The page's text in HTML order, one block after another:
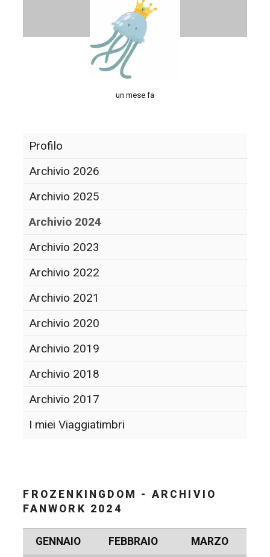
un mese fa
Profilo
Archivio 2026
Archivio 2025
Archivio 2024
Archivio 2023
Archivio 2022
Archivio 2021
Archivio 2020
Archivio 2019
Archivio 2018
Archivio 2017
I miei Viaggiatimbri
FROZENKINGDOM - ARCHIVIO
FANWORK 2024
GENNAIO FEBBRAIO MARZO